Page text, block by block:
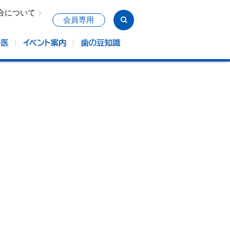
について
会員専用